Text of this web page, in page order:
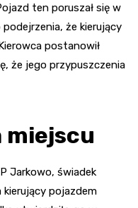
ten poruszał się w
że kierujący
postanowił
że jego przypuszczenia
Jarkowo, świadek
kierujący pojazdem